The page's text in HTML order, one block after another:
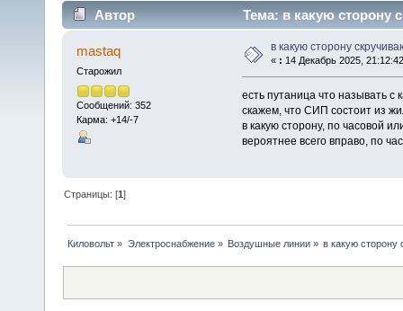
Автор Тема: в какую сторону
mastaq
Старожил
Сообщений: 352
Карма: +14/-7
в какую сторону
« : 14 Декабрь 2025,
есть путаница что называть
скажем, что СИП состоит из
в какую сторону, по часовой
вероятнее всего вправо, по
Страницы: [1]
Киловольт » Электроснабжение» Воздушные линии» в какую